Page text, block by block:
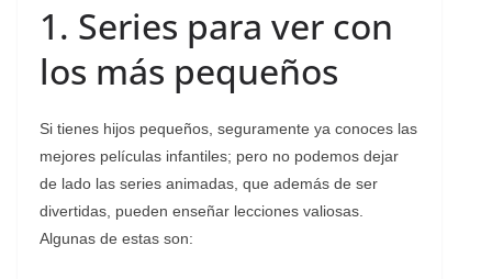
1. Series para ver con
los más pequeños
Si tienes hijos pequeños, seguramente ya conoces las
mejores películas infantiles; pero no podemos dejar
de lado las series animadas, que además de ser
divertidas, pueden enseñar lecciones valiosas.
Algunas de estas son: